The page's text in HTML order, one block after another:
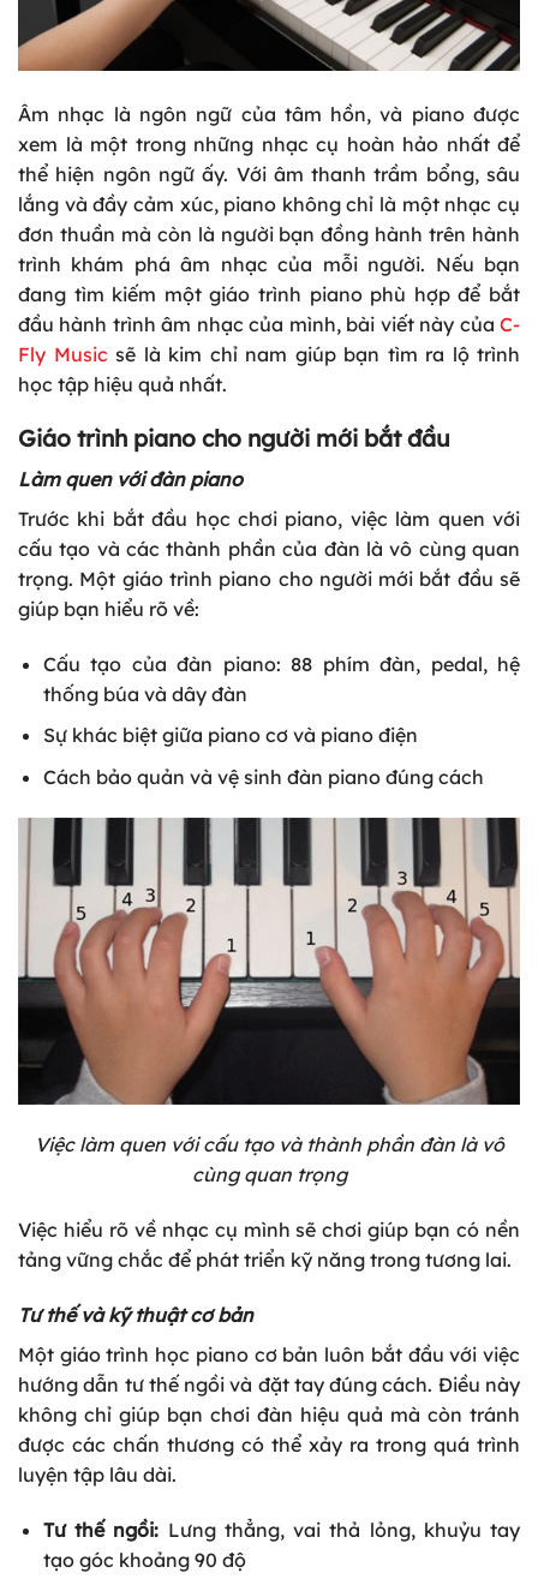
Âm nhạc là ngôn ngữ của tâm hồn, và piano được
xem là một trong những nhạc cụ hoàn hảo nhất để
thể hiện ngôn ngữ ấy. Với âm thanh trầm bổng, sâu
lắng và đầy cảm xúc, piano không chỉ là một nhạc cụ
đơn thuần mà còn là người bạn đồng hành trên hành
trình khám phá âm nhạc của mỗi người. Nếu bạn
đang tìm kiếm một giáo trình piano phù hợp để bắt
đầu hành trình âm nhạc của mình, bài viết này của C-
Fly Music sẽ là kim chỉ nam giúp bạn tìm ra lộ trình
học tập hiệu quả nhất.
Giáo trình piano cho người mới bắt đầu
Làm quen với đàn piano
Trước khi bắt đầu học chơi piano, việc làm quen với
cấu tạo và các thành phần của đàn là vô cùng quan
trọng. Một giáo trình piano cho người mới bắt đầu sẽ
giúp bạn hiểu rõ về:
Cấu tạo của đàn piano: 88 phím đàn, pedal, hệ
thống búa và dây đàn
Sự khác biệt giữa piano cơ và piano điện
Cách bảo quản và vệ sinh đàn piano đúng cách
Việc làm quen với cấu tạo và thành phần đàn là vô
cùng quan trọng
Việc hiểu rõ về nhạc cụ mình sẽ chơi giúp bạn có nền
tảng vững chắc để phát triển kỹ năng trong tương lai.
Tư thế và kỹ thuật cơ bản
Một giáo trình học piano cơ bản luôn bắt đầu với việc
hướng dẫn tư thế ngồi và đặt tay đúng cách. Điều này
không chỉ giúp bạn chơi đàn hiệu quả mà còn tránh
được các chấn thương có thể xảy ra trong quá trình
luyện tập lâu dài.
Tư thế ngồi: Lưng thẳng, vai thả lỏng, khuỷu tay
tạo góc khoảng 90 độ